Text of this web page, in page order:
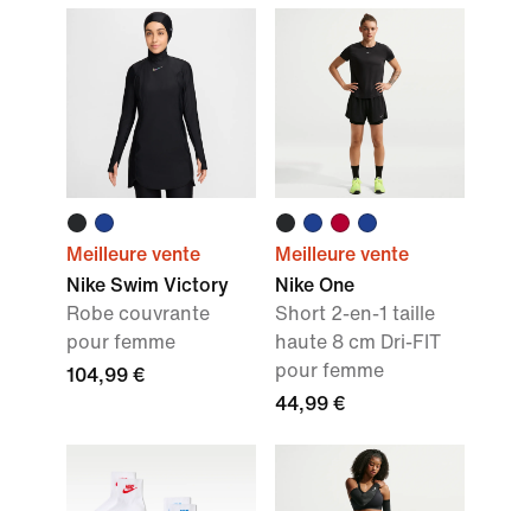
Meilleure vente
Nike Swim Victory
Robe couvrante
pour femme
104,99 €
Meilleure vente
Nike One
Short 2-en-1 taille
haute 8 cm Dri-FIT
pour femme
44,99 €